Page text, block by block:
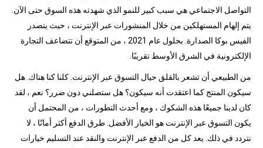
التواصل الاجتماعي هي سبب كبير للنمو الذي شهدته هذه السوق حتى الآن.
يتم إلهام المستهلكين من خلال المنشورات عبر الإنترنت ، حيث يتصدر
الفيس بوكا الصدارة. بحلول عام 2021 ، من المتوقع أن تتضاعف التجارة
الإلكترونية في الشرق الأوسط تقريبًا.
من الطبيعي أن تشعر بالقلق حيال التسوق عبر الإنترنت. كلنا كنا هناك. هل
سيكون المنتج كما اعتقدت أنه سيكون؟ هل ستصلني دون ضرر؟ نعم ، لقد
كان لدينا جميعًا هذه الشكوك ، ومع أحدث التطورات ، من المحتمل أن
يكون التسوق عبر الإنترنت هو الخيار الأفضل. طرق الدفع أكثر أمانًا ، لا
نتردد في ذلك. يعد كل من الدفع عبر الإنترنت والنقد عند التسليم خيارات